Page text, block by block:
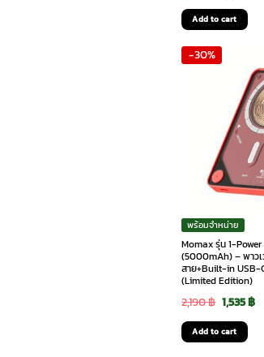
price
was:
Add to cart
-30%
พร้อมจำหน่าย
Momax รุ่น 1-
(5000mAh) – พาว
สาย+Built-in USB-
(Limited Edition)
2,190฿ Original
price
was:
1,535฿
Add to cart